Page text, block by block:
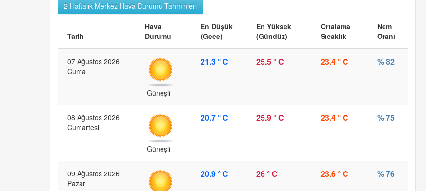
2 Haftalık Merkez Hava Durumu Tahminleri
Tarih
Hava
Durumu
En Düşük
(Gece)
En Yüksek
(Gündüz)
Ortalama
Sıcaklık
Nem
Oranı
07 Ağustos 2026
Cuma
Güneşli
21.3 ° C 25.5 ° C 23.4 ° C % 82
08 Ağustos 2026
Cumartesi
Güneşli
20.7 ° C 25.9 ° C 23.4 ° C % 75
09 Ağustos 2026
Pazar
20.9 ° C 26 ° C 23.6 ° C % 76